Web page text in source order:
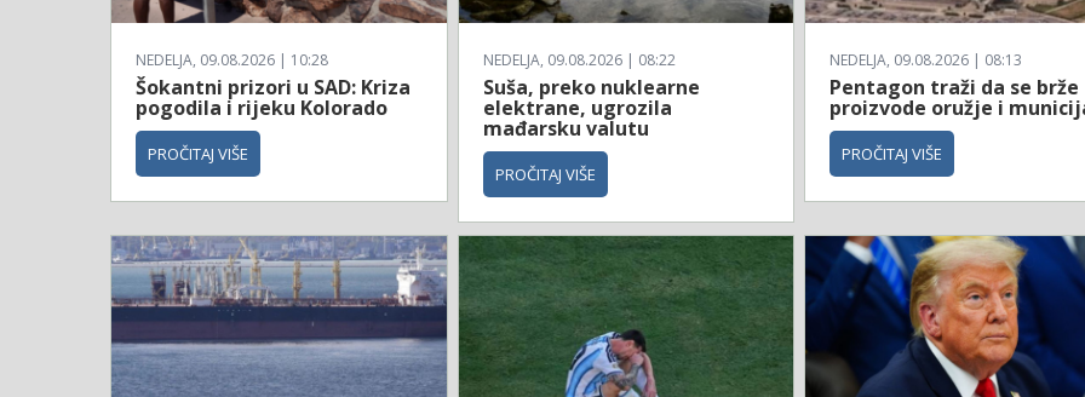
NEDELJA, 09.08.2026 | 10:28
Šokantni prizori u SAD: Kriza
pogodila i rijeku Kolorado
PROČITAJ VIŠE
NEDELJA, 09.08.2026 | 08:22
Suša, preko nuklearne
elektrane, ugrozila
mađarsku valutu
PROČITAJ VIŠE
NEDELJA, 09.08.2026 | 08:13
Pentagon traži da se brže
proizvode oružje i
PROČITAJ VIŠE